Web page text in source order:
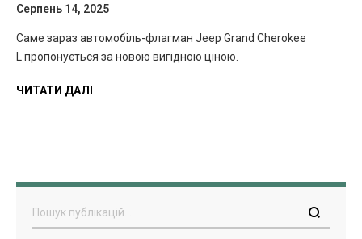
Серпень 14, 2025
Саме зараз автомобіль-флагман Jeep Grand Cherokee
L пропонується за новою вигідною ціною.
ЧИТАТИ ДАЛІ
Пошук